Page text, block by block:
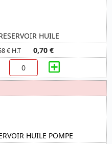
HUILE
€ H.T 0,70 €
HUILE POMPE